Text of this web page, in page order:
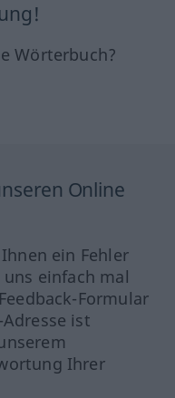
Wörterbuch?
Online
ein Fehler
einfach mal
Formular
ist
Ihrer